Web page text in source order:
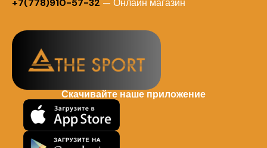
Скачивайте наше приложение